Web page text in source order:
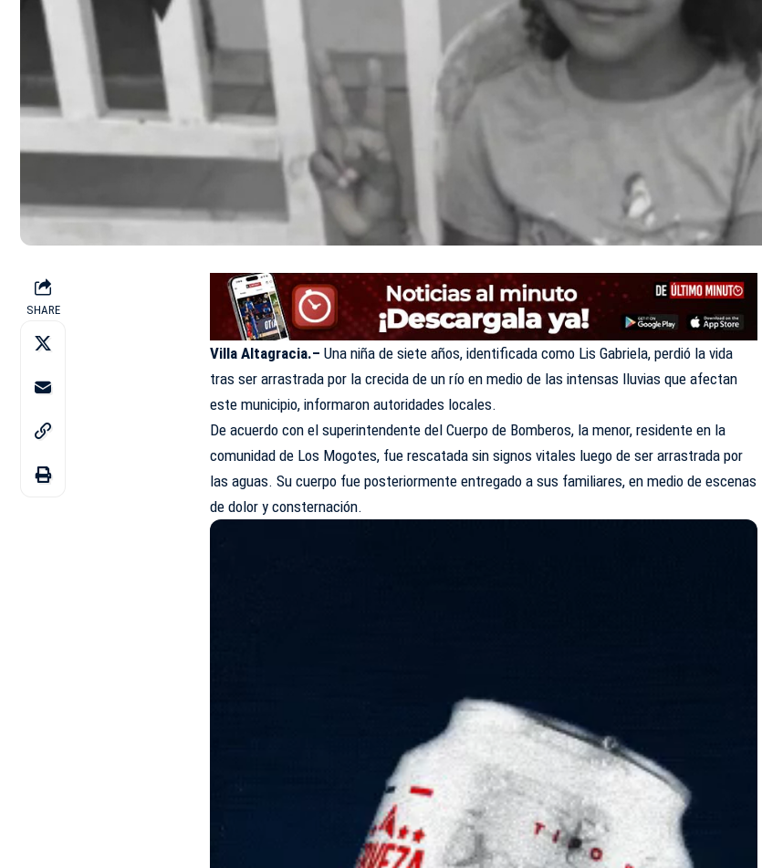
SHARE
Villa Altagracia.– Una niña de siete años, identificada como Lis Gabriela, perdió la vida
tras ser arrastrada por la crecida de un río en medio de las intensas lluvias que afectan
este municipio, informaron autoridades locales.
De acuerdo con el superintendente del Cuerpo de Bomberos, la menor, residente en la
comunidad de Los Mogotes, fue rescatada sin signos vitales luego de ser arrastrada por
las aguas. Su cuerpo fue posteriormente entregado a sus familiares, en medio de escenas
de dolor y consternación.